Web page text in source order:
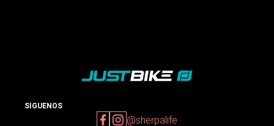
SIGUENOS
@sherpalife